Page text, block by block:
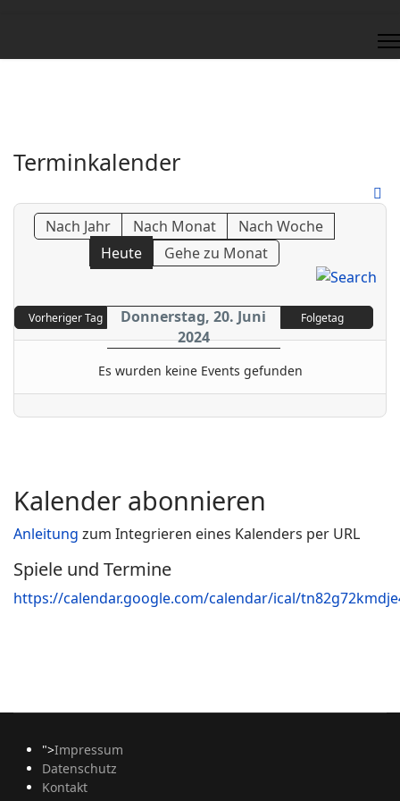
Terminkalender
Nach Jahr Nach Monat
Nach Woche
Heute
Gehe zu Monat
Vorheriger Tag
Donnerstag, 20. Juni
2024
Folgetag
Es wurden keine Events gefunden
Kalender abonnieren
Anleitung zum Integrieren eines Kalenders per URL
Spiele und Termine
https://calendar.google.com/calendar/ical/
">Impressum
Datenschutz
Kontakt